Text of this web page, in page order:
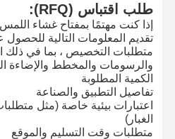
جولة في
المصنع
مراقبة الجودة
اطلب اقتباس
طلب اقتباس (RFQ):
إذا كنت مهتمًا بمفتاح غشاء
تقديم المعلومات التالية
متطلبات التخصيص ، بما في ذلك
والرسومات والمخطط والإضاءة
الكمية المطلوبة
تفاصيل التطبيق والصناعة
اعتبارات بيئية خاصة (مثل
الغبار)
متطلبات وقت التسليم والموقع